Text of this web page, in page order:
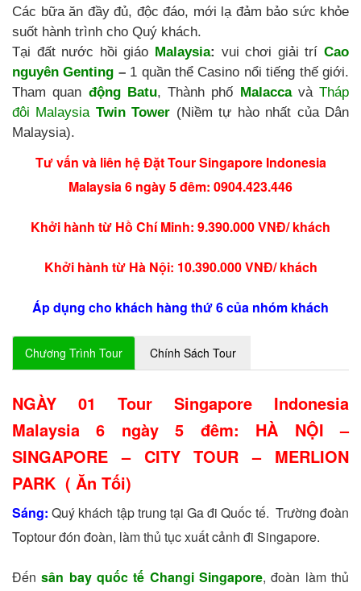
Các bữa ăn đầy đủ, độc đáo, mới lạ đảm bảo sức khỏe
suốt hành trình cho Quý khách.
Tại đất nước hồi giáo Malaysia: vui chơi giải tríCao
nguyên Genting –1 quần thể Casino nổi tiếng thế giới.
Tham quan động Batu, Thành phố Malaccavà Tháp
đôi Malaysia Twin Tower (Niềm tự hào nhất của Dân
Malaysia).
Tư vấn và liên hệ Đặt Tour Singapore Indonesia
Malaysia 6 ngày 5 đêm: 0904.423.446
Khởi hành từ Hồ Chí Minh: 9.390.000 VNĐ/ khách
Khởi hành từ Hà Nội: 10.390.000 VNĐ/ khách
Áp dụng cho khách hàng thứ 6 của nhóm khách
Chương Trình Tour Chính Sách Tour
NGÀY 01 Tour Singapore Indonesia
Malaysia 6 ngày 5 đêm: HÀ NỘI –
SINGAPORE – CITY TOUR – MERLION
PARK ( Ăn Tối)
Sáng: Quý khách tập trung tại Ga đi Quốc tế. Trường đoàn
Toptour đón đoàn, làm thủ tục xuất cảnh đi Singapore.
Đếnsân bay quốc tế Changi Singapore, đoàn làm thủ